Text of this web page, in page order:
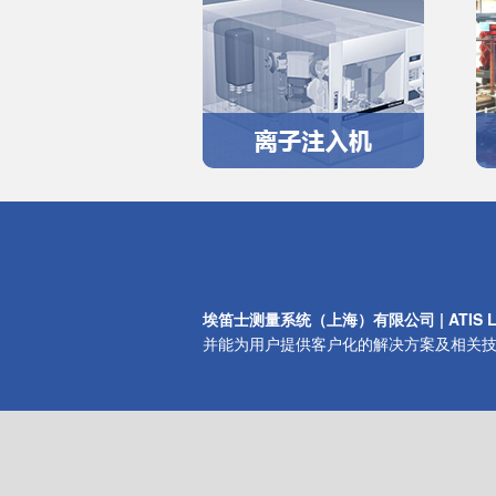
埃笛士测量系统（上海）有限公司 | ATIS
并能为用户提供客户化的解决方案及相关